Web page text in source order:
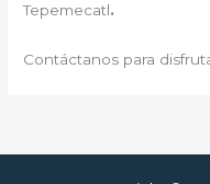
Tepemecatl.
Contáctanos para